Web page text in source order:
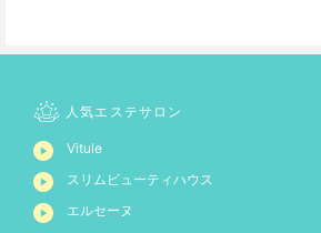
人気エステサロン
Vitule
スリムビューティハウス
エルセーヌ